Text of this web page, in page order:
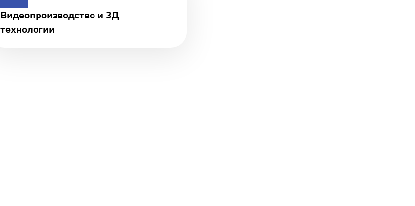
Видеопроизводство и 3Д
технологии